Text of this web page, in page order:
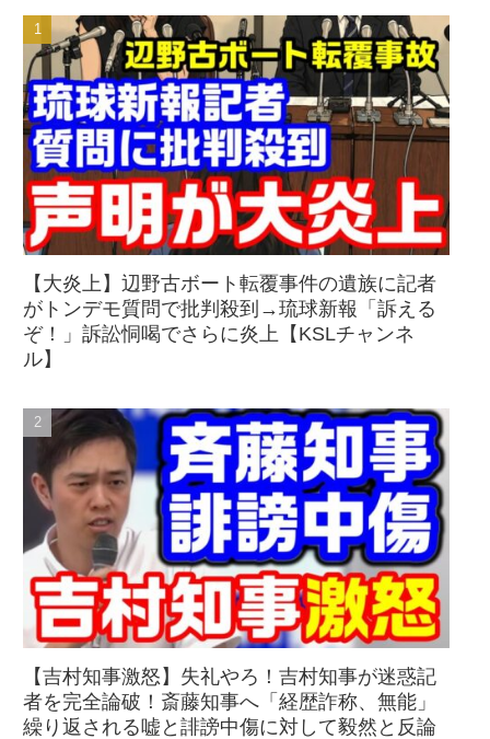
【大炎上】辺野古ボート転覆事件の遺族に記者
がトンデモ質問で批判殺到→琉球新報「訴える
ぞ！」訴訟恫喝でさらに炎上【KSLチャンネ
ル】
【吉村知事激怒】失礼やろ！吉村知事が迷惑記
者を完全論破！斎藤知事へ「経歴詐称、無能」
繰り返される嘘と誹謗中傷に対して毅然と反論